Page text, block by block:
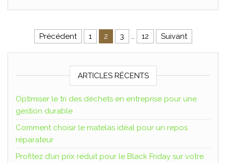
Précédent 1 2 3 … 12 Suivant
ARTICLES RÉCENTS
Optimiser le tri des déchets en entreprise pour une
gestion durable
Comment choisir le matelas idéal pour un repos
réparateur
Profitez d’un prix réduit pour le Black Friday sur votre